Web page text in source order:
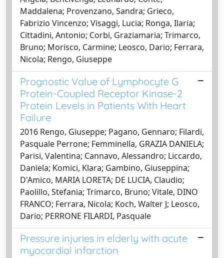
Maddalena; Provenzano, Sandra; Grieco,
Fabrizio Vincenzo; Visaggi, Lucia; Ronga, Ilaria;
Cittadini, Antonio; Corbi, Graziamaria; Trimarco,
Bruno; Morisco, Carmine; Leosco, Dario; Ferrara,
Nicola; Rengo, Giuseppe
Prognostic Value of Lymphocyte G
Protein-Coupled Receptor Kinase-2
Protein Levels in Patients With Heart
Failure
2016 Rengo, Giuseppe; Pagano, Gennaro; Filardi,
Pasquale Perrone; Femminella, GRAZIA DANIELA;
Parisi, Valentina; Cannavo, Alessandro; Liccardo,
Daniela; Komici, Klara; Gambino, Giuseppina;
D'Amico, MARIA LORETA; DE LUCIA, Claudio;
Paolillo, Stefania; Trimarco, Bruno; Vitale, DINO
FRANCO; Ferrara, Nicola; Koch, Walter J; Leosco,
Dario; PERRONE FILARDI, Pasquale
Pressure injuries in elderly with acute
myocardial infarction